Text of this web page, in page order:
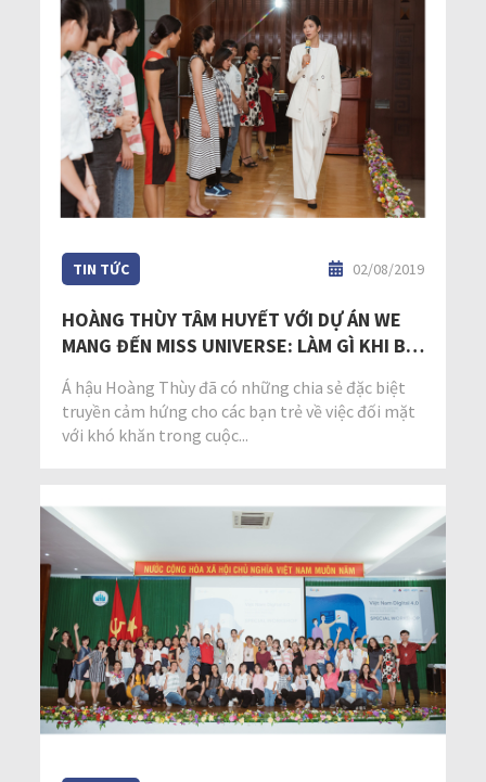
TIN TỨC 02/08/2019
HOÀNG THÙY TÂM HUYẾT VỚI DỰ ÁN WE
MANG ĐẾN MISS UNIVERSE: LÀM GÌ KHI BỊ
Á hậu Hoàng Thùy đã có những chia sẻ đặc biệt
truyền cảm hứng cho các bạn trẻ về việc đối mặt
với khó khăn trong cuộc...